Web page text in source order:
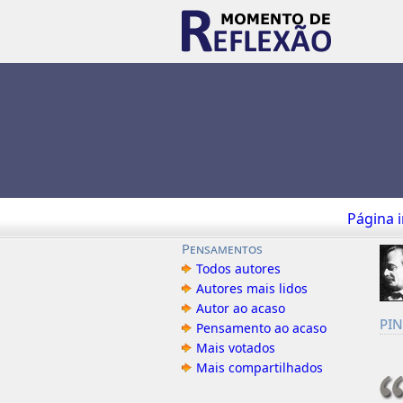
Página
Pensamentos
Todos autores
Autores mais lidos
Autor ao acaso
Pensamento ao acaso
Mais votados
Mais compartilhados